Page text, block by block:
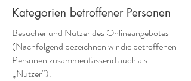
Kategorien betroffener Personen
Besucher und Nutzer des Onlineangebotes
(Nachfolgend bezeichnen wir die betroffenen
Personen zusammenfassend auch als
„Nutzer“).